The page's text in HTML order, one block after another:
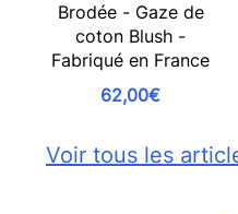
Brodée - Gaze de
coton Blush -
Fabriqué en France
62,00€
Voir tous les